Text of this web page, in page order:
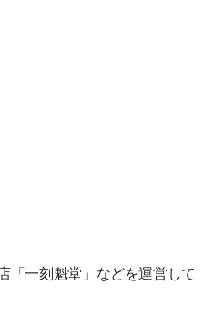
「一刻魁堂」などを運営して